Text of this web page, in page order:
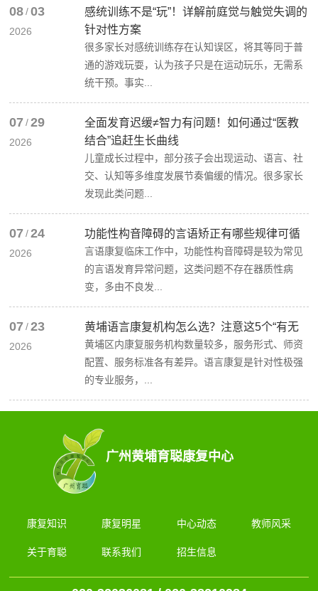
08 / 03
2026
感统训练不是“玩”！详解前庭觉与触觉失调的
针对性方案
很多家长对感统训练存在认知误区，将其等同于普
通的游戏玩耍，认为孩子只是在运动玩乐，无需系
统干预。事实...
07 / 29
2026
全面发育迟缓≠智力有问题！如何通过“医教
结合”追赶生长曲线
儿童成长过程中，部分孩子会出现运动、语言、社
交、认知等多维度发展节奏偏缓的情况。很多家长
发现此类问题...
07 / 24
2026
功能性构音障碍的言语矫正有哪些规律可循
言语康复临床工作中，功能性构音障碍是较为常见
的言语发育异常问题，这类问题不存在器质性病
变，多由不良发...
07 / 23
2026
黄埔语言康复机构怎么选？注意这5个“有无
黄埔区内康复服务机构数量较多，服务形式、师资
配置、服务标准各有差异。语言康复是针对性极强
的专业服务，...
广州黄埔育聪康复中心
康复知识 康复明星 中心动态 教师风采
关于育聪 联系我们 招生信息